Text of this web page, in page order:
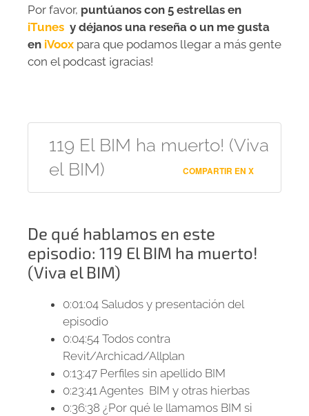
Por favor, puntúanos con 5 estrellas en
iTunes y déjanos una reseña o un me gusta
en iVoox para que podamos llegar a más gente
con el podcast ¡gracias!
119 El BIM ha muerto! (Viva
el BIM)
COMPARTIR EN X
De qué hablamos en este
episodio: 119 El BIM ha muerto!
(Viva el BIM)
0:01:04 Saludos y presentación del
episodio
0:04:54 Todos contra
Revit/Archicad/Allplan
0:13:47 Perfiles sin apellido BIM
0:23:41Agentes BIM y otras hierbas
0:36:38 ¿Por qué le llamamos BIM si